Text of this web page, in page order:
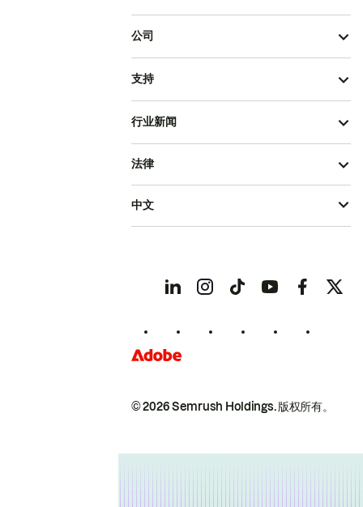
公司
支持
行业新闻
© 2026 Semrush Holdings.版权所有。
法律
中文